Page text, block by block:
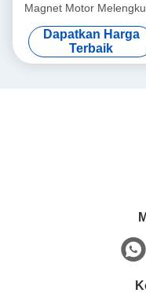
Magnet Motor
Busur Magnet Segmen
Langka Bumi
Dapatkan Harga
Terbaik